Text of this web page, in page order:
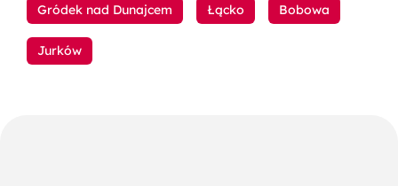
Gródek nad Dunajcem Łącko Bobowa
Jurków